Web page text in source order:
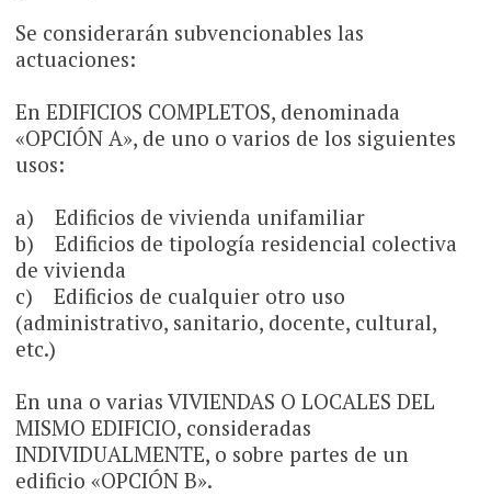
Se considerarán subvencionables las
actuaciones:
En EDIFICIOS COMPLETOS, denominada
«OPCIÓN A», de uno o varios de los siguientes
usos:
a) Edificios de vivienda unifamiliar
b) Edificios de tipología residencial colectiva
de vivienda
c) Edificios de cualquier otro uso
(administrativo, sanitario, docente, cultural,
etc.)
En una o varias VIVIENDAS O LOCALES DEL
MISMO EDIFICIO, consideradas
INDIVIDUALMENTE, o sobre partes de un
edificio «OPCIÓN B».